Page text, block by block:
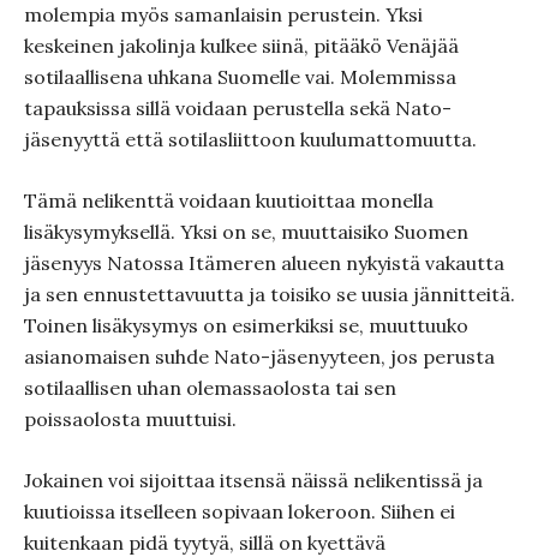
molempia myös samanlaisin perustein. Yksi
keskeinen jakolinja kulkee siinä, pitääkö Venäjää
sotilaallisena uhkana Suomelle vai. Molemmissa
tapauksissa sillä voidaan perustella sekä Nato-
jäsenyyttä että sotilasliittoon kuulumattomuutta.
Tämä nelikenttä voidaan kuutioittaa monella
lisäkysymyksellä. Yksi on se, muuttaisiko Suomen
jäsenyys Natossa Itämeren alueen nykyistä vakautta
ja sen ennustettavuutta ja toisiko se uusia jännitteitä.
Toinen lisäkysymys on esimerkiksi se, muuttuuko
asianomaisen suhde Nato-jäsenyyteen, jos perusta
sotilaallisen uhan olemassaolosta tai sen
poissaolosta muuttuisi.
Jokainen voi sijoittaa itsensä näissä nelikentissä ja
kuutioissa itselleen sopivaan lokeroon. Siihen ei
kuitenkaan pidä tyytyä, sillä on kyettävä